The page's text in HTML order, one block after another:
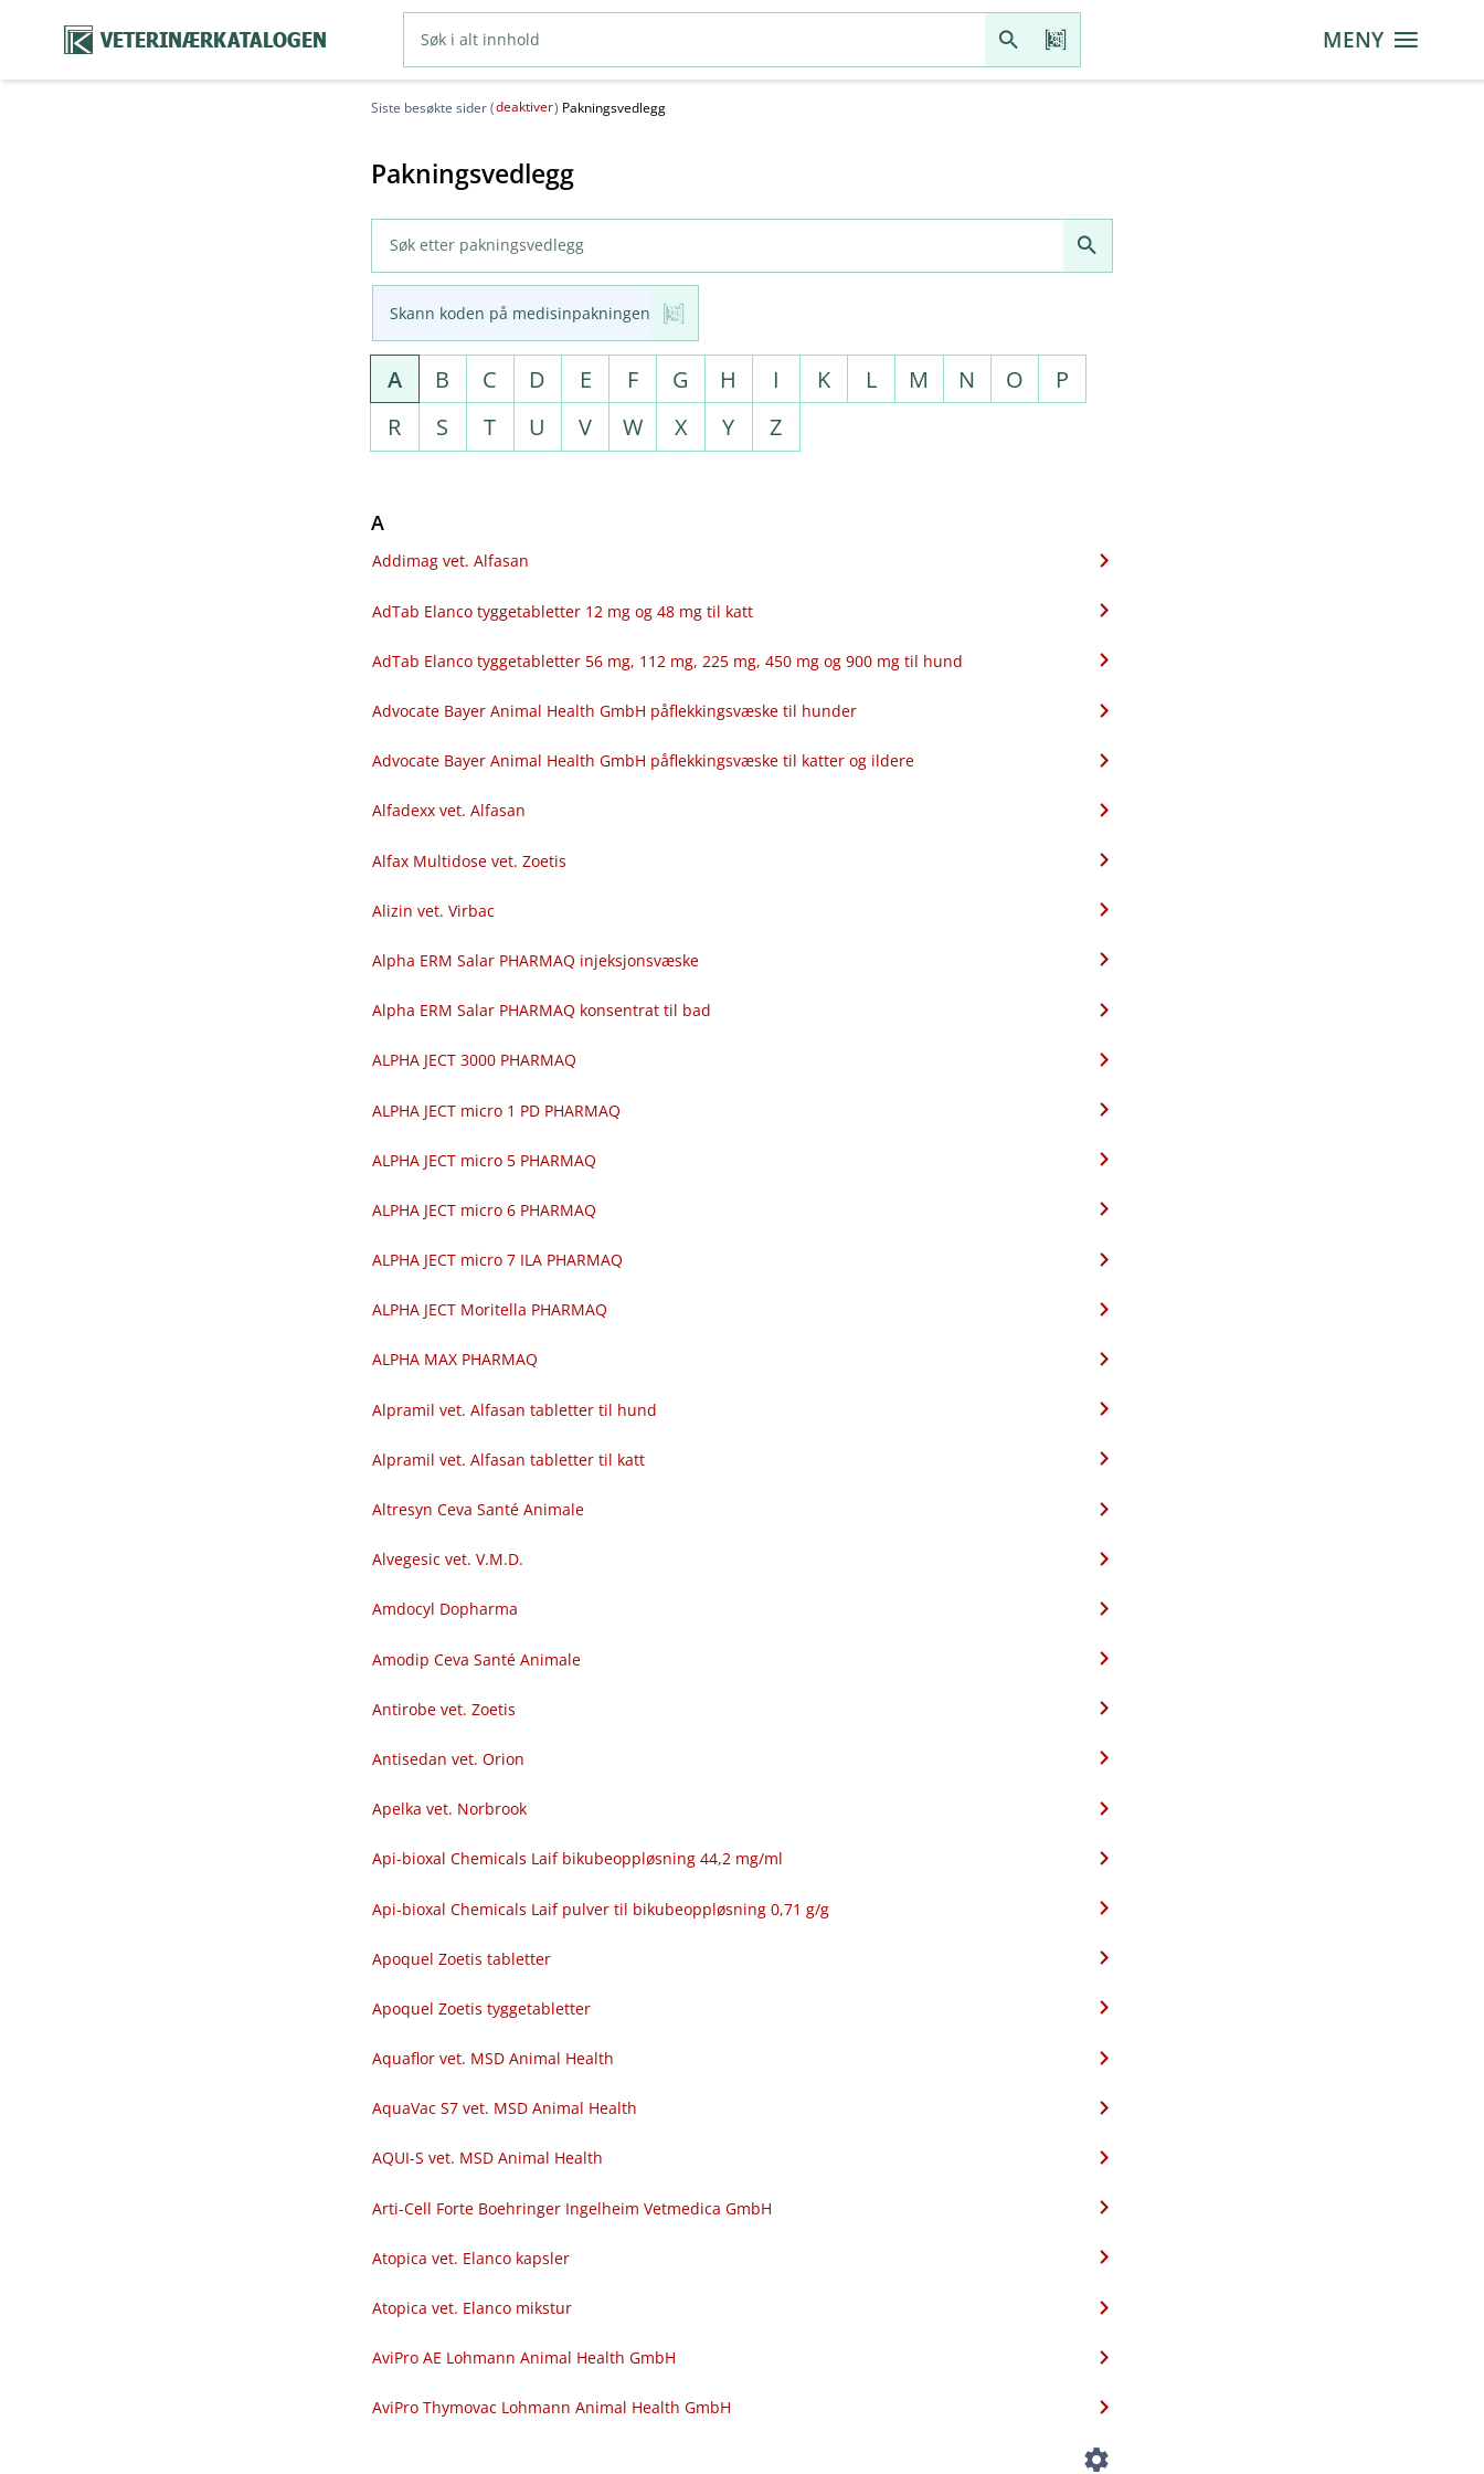
VETERINÆRKATALOGEN MENY
Siste besøkte sider (deaktiver) Pakningsvedlegg
Pakningsvedlegg
Skann koden på medisinpakningen
A B C D E F G H I K L M N O
P
R
S T U V W X Y Z
A
Addimag vet. Alfasan
AdTab Elanco tyggetabletter 12 mg og 48 mg til katt
AdTab Elanco tyggetabletter 56 mg, 112 mg, 225 mg, 450 mg og 900 mg til hund
Advocate Bayer Animal Health GmbH påflekkingsvæske til hunder
Advocate Bayer Animal Health GmbH påflekkingsvæske til katter og ildere
Alfadexx vet. Alfasan
Alfax Multidose vet. Zoetis
Alizin vet. Virbac
Alpha ERM Salar PHARMAQ injeksjonsvæske
Alpha ERM Salar PHARMAQ konsentrat til bad
ALPHA JECT 3000 PHARMAQ
ALPHA JECT micro 1 PD PHARMAQ
ALPHA JECT micro 5 PHARMAQ
ALPHA JECT micro 6 PHARMAQ
ALPHA JECT micro 7 ILA PHARMAQ
ALPHA JECT Moritella PHARMAQ
ALPHA MAX PHARMAQ
Alpramil vet. Alfasan tabletter til hund
Alpramil vet. Alfasan tabletter til katt
Altresyn Ceva Santé Animale
Alvegesic vet. V.M.D.
Amdocyl Dopharma
Amodip Ceva Santé Animale
Antirobe vet. Zoetis
Antisedan vet. Orion
Apelka vet. Norbrook
Api-bioxal Chemicals Laif bikubeoppløsning 44,2 mg/ml
Api-bioxal Chemicals Laif pulver til bikubeoppløsning 0,71 g/g
Apoquel Zoetis tabletter
Apoquel Zoetis tyggetabletter
Aquaflor vet. MSD Animal Health
AquaVac S7 vet. MSD Animal Health
AQUI-S vet. MSD Animal Health
Arti-Cell Forte Boehringer Ingelheim Vetmedica GmbH
Atopica vet. Elanco kapsler
Atopica vet. Elanco mikstur
AviPro AE Lohmann Animal Health GmbH
AviPro Thymovac Lohmann Animal Health GmbH